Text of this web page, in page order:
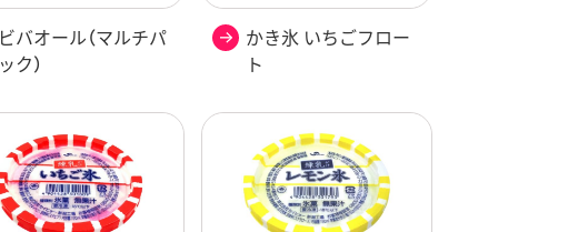
ビバオール（マルチパ
ック）
かき氷 いちごフロー
ト